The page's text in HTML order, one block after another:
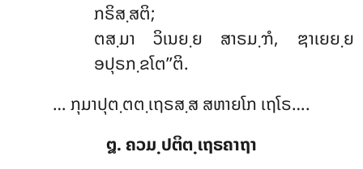
ກຣິສ຺ສຕິ;
ຕສ຺ມາ ວິເນຍ຺ຍ ສາຣມ຺ຠໍ, ຌາເຍຍ຺ຍ
ອປຸຣກ຺ຂໂຕ’’ຕິ.
… ກຸມາປຸຕ຺ຕຕ຺ເຖຣສ຺ສ ສຫາຍໂກ ເຖໂຣ….
໘. ຄວມ຺ປຕິຕ຺ເຖຣຄາຖາ